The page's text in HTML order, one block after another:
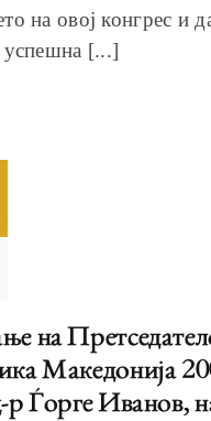
на овој конгрес и
успешна [...]
на
Македонија
Ѓорге Иванов,